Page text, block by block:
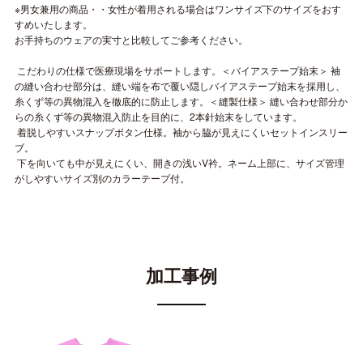
※男女兼用の商品・・女性が着用される場合はワンサイズ下のサイズをおす
すめいたします。
お手持ちのウェアの実寸と比較してご参考ください。
こだわりの仕様で医療現場をサポートします。＜バイアステープ始末＞ 袖
の縫い合わせ部分は、縫い端を布で覆い隠しバイアステープ始末を採用し、
糸くず等の異物混入を徹底的に防止します。＜縫製仕様＞ 縫い合わせ部分か
らの糸くず等の異物混入防止を目的に、2本針始末をしています。
着脱しやすいスナップボタン仕様。袖から脇が見えにくいセットインスリー
ブ。
下を向いても中が見えにくい、開きの浅いV衿。ネーム上部に、サイズ管理
がしやすいサイズ別のカラーテープ付。
加工事例